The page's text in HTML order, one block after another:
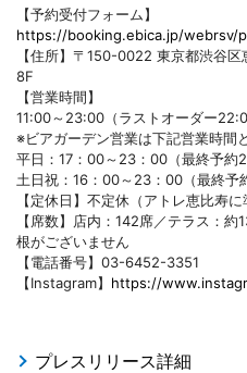
【予約受付フォーム】
https://booking.ebica.jp/webrsv/
【住所】〒150-0022 東京都渋谷
8F
【営業時間】
11:00～23:00（ラストオーダー
※ビアガーデン営業は下記営業時間
平日：17：00～23：00（最終予約
土日祝：16：00～23：00（最終予
【定休日】不定休（アトレ恵比寿に
【席数】店内：142席／テラス：
根がございません
【電話番号】03-6452-3351
【Instagram】 https://
プレスリリース詳細